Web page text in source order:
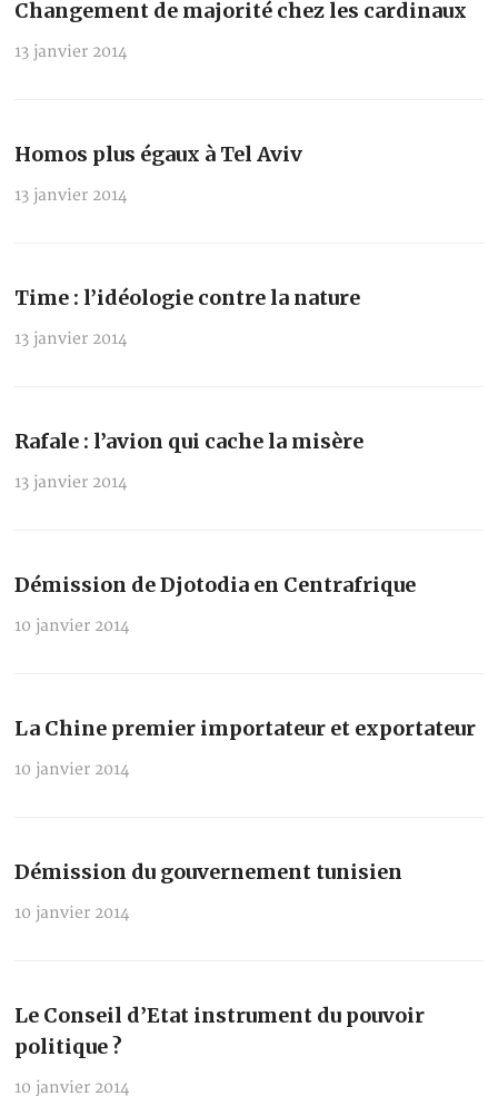
Changement de majorité chez les cardinaux
13 janvier 2014
Homos plus égaux à Tel Aviv
13 janvier 2014
Time : l’idéologie contre la nature
13 janvier 2014
Rafale : l’avion qui cache la misère
13 janvier 2014
Démission de Djotodia en Centrafrique
10 janvier 2014
La Chine premier importateur et exportateur
10 janvier 2014
Démission du gouvernement tunisien
10 janvier 2014
Le Conseil d’Etat instrument du pouvoir
politique ?
10 janvier 2014